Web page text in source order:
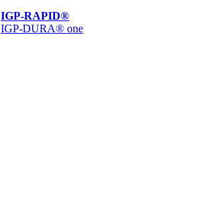
IGP-RAPID®
IGP-DURA® one